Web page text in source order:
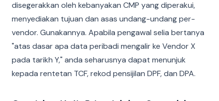
disegerakkan oleh kebanyakan CMP yang diperakui,
menyediakan tujuan dan asas undang-undang per-
vendor. Gunakannya. Apabila pengawal selia bertanya
"atas dasar apa data peribadi mengalir ke Vendor X
pada tarikh Y," anda seharusnya dapat menunjuk
kepada rentetan TCF, rekod pensijilan DPF, dan DPA.